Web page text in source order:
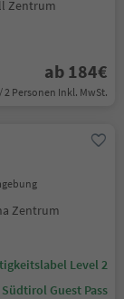
Zentrum
ab 184€
2 Personen Inkl. MwSt.
Zentrum
Level 2
Südtirol Guest Pass